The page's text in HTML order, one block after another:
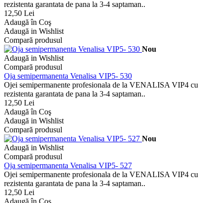
rezistenta garantata de pana la 3-4 saptaman..
12,50 Lei
Adaugă în Coş
Adaugă in Wishlist
Compară produsul
Nou
Adaugă in Wishlist
Compară produsul
Oja semipermanenta Venalisa VIP5- 530
Ojei semipermanente profesionala de la VENALISA VIP4 cu
rezistenta garantata de pana la 3-4 saptaman..
12,50 Lei
Adaugă în Coş
Adaugă in Wishlist
Compară produsul
Nou
Adaugă in Wishlist
Compară produsul
Oja semipermanenta Venalisa VIP5- 527
Ojei semipermanente profesionala de la VENALISA VIP4 cu
rezistenta garantata de pana la 3-4 saptaman..
12,50 Lei